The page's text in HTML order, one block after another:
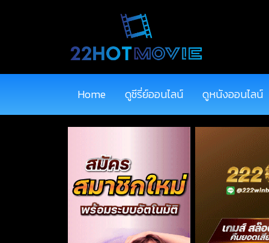
Home ดูซีรี่ย์ออนไลน์ ดูหนังออนไลน์